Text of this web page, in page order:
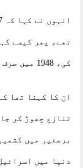
تھے، پھر کیسے
کی، 1948 میں صرف 6 فیصد حصے پر یہودی فلسطین میں رہتے تھے۔
ان کا کہنا تھا
تنازع چھوڑ کر
برصغیر میں
دنیا میں